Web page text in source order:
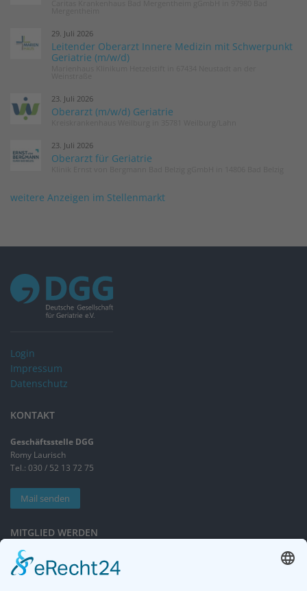
29. Juli 2026
Leitender Oberarzt Innere Medizin mit Schwerpunkt
Geriatrie (m/w/d)
23. Juli 2026
Oberarzt (m/w/d) Geriatrie
23. Juli 2026
Oberarzt für Geriatrie
weitere Anzeigen im Stellenmarkt
Login
Impressum
Datenschutz
KONTAKT
Geschäftsstelle DGG
Romy Laurisch
Tel.: 030 / 52 13 72 75
Mail senden
MITGLIED WERDEN
Sieben gute Gründe
für Ihre Mitgliedschaft